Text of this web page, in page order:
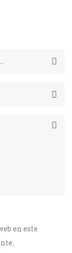
en este